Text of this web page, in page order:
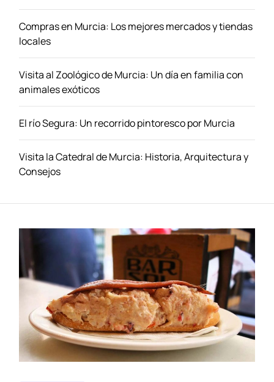
Compras en Murcia: Los mejores mercados y tiendas
locales
Visita al Zoológico de Murcia: Un día en familia con
animales exóticos
El río Segura: Un recorrido pintoresco por Murcia
Visita la Catedral de Murcia: Historia, Arquitectura y
Consejos